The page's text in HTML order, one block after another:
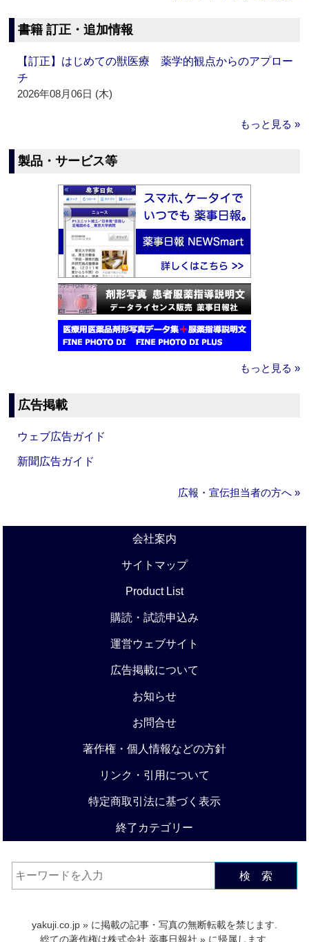
書籍 訂正・追加情報
【訂正】はじめての獣医療 薬学的観点からのアプロー
チ
2026年08月06日 (木)
もっと見る »
製品・サービス等
もっと見る »
広告掲載
ウェブ広告ガイド
新聞広告ガイド
広報・宣伝担当者の方へ »
会社案内
サイトマップ
Product List
購読・試読申込み
運営ウェブサイト
広告掲載について
お知らせ
お問合せ
著作権・個人情報などの方針
リンク・引用について
特定商取引法に基づく表示
終了カテゴリー
検 索
yakuji.co.jp » に掲載の記事・写真の無断転載を禁じます.
総ての著作権は株式会社 薬事日報社 » に帰属します.